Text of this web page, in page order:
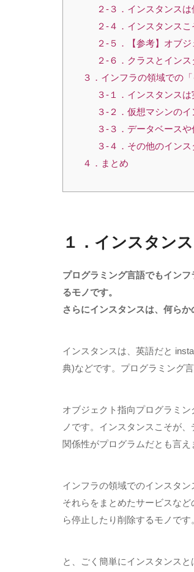
２-３．インスタンス
２-４．インスタンス
２-５．【参考】オブ
２-６．クラスとイン
３．インフラの領域での「
３-１．インスタンス
３-２．仮想マシンのイ
３-３．データベース
３-４．その他のインス
４．まとめ
１．インスタン
プログラミング言語でもイン
るモノです。
さらにインスタンスは、何ら
インスタンスは、英語だと
典)などです。プログラミング
オブジェクト指向プログラミ
ノです。インスタンスこそが
関係性がプログラムだとも言え
インフラの領域でのインスタ
それらをまとめたサービスな
ら停止したり削除するモノです
と、ごく簡単にインスタンス